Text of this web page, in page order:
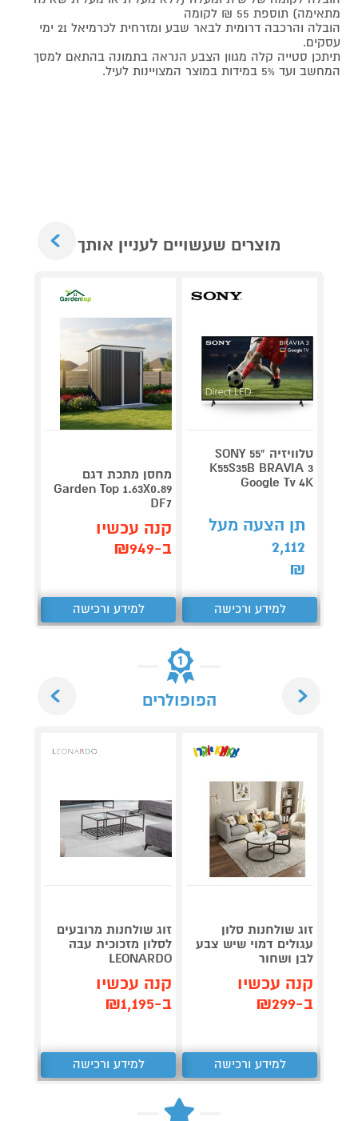
מתאימה) תוספת 55 ₪ לקומה
הובלה והרכבה דרומית לבאר שבע ומזרחית לכרמיאל 21 ימי
עסקים.
תיתכן סטייה קלה מגוון הצבע הנראה בתמונה בהתאם למסך
המחשב ועד 5% במידות במוצר המצויינות לעיל.
מוצרים שעשויים לעניין אותך
טלוויזיה "55 SONY
K55S35B BRAVIA 3
Google Tv 4K
תן הצעה מעל
2,112
₪
למידע ורכישה
מחסן מתכת דגם
Garden Top 1.63X0.89
DF7
קנה עכשיו
ב-₪949
למידע ורכישה
הפופולרים
זוג שולחנות סלון
עגולים דמוי שיש צבע
לבן ושחור
קנה עכשיו
ב-₪299
למידע ורכישה
זוג שולחנות מרובעים
לסלון מזכוכית עבה
LEONARDO
קנה עכשיו
ב-₪1,195
למידע ורכישה